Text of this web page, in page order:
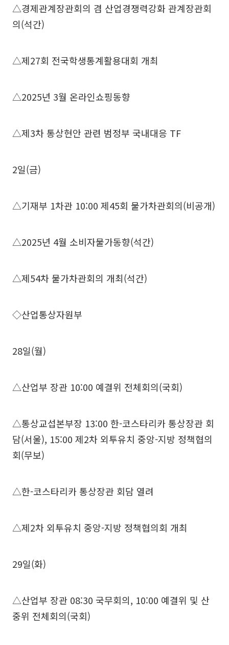
△경제관계장관회의 겸 산업경쟁력강화 관계장관회
의(석간)
△제27회 전국학생통계활용대회 개최
△2025년 3월 온라인쇼핑동향
△제3차 통상현안 관련 범정부 국내대응 TF
2일(금)
△기재부 1차관 10:00 제45회 물가차관회의(비공개)
△2025년 4월 소비자물가동향(석간)
△제54차 물가차관회의 개최(석간)
◇산업통상자원부
28일(월)
△산업부 장관 10:00 예결위 전체회의(국회)
△통상교섭본부장 13:00 한-코스타리카 통상장관 회
담(서울), 15:00 제2차 외투유치 중앙-지방 정책협의
회(무보)
△한-코스타리카 통상장관 회담 열려
△제2차 외투유치 중앙-지방 정책협의회 개최
29일(화)
△산업부 장관 08:30 국무회의, 10:00 예결위 및 산
중위 전체회의(국회)